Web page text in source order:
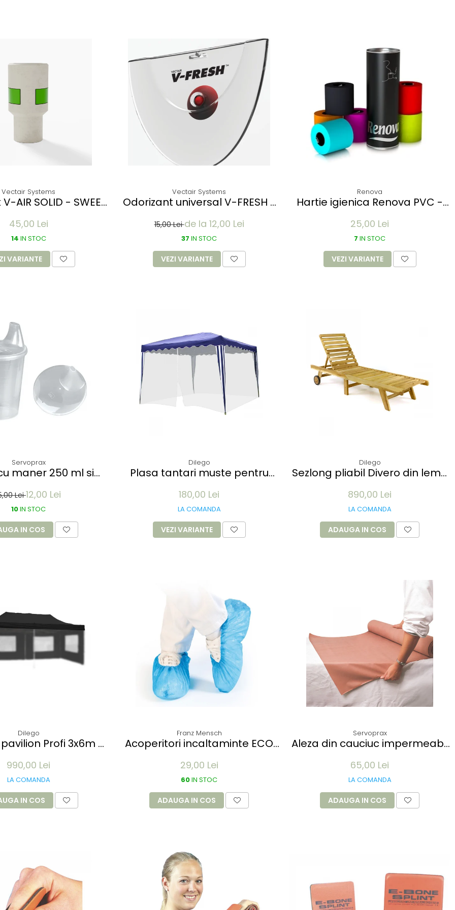
Vectair Systems
AIR SOLID - SWEET
45,00 Lei
14 IN STOC
VARIANTE
Vectair Systems
Odorizant universal V-FRESH -
15,00 Leide la 12,00 Lei
37 IN STOC
VEZI VARIANTE
Renova
Hartie igienica Renova PVC -
25,00 Lei
7 IN STOC
VEZI VARIANTE
Servoprax
maner 250 ml si
plastic transparent
Lei12,00 Lei
10IN STOC
IN COS
Dilego
Plasa tantari muste pentru
culoare alb
180,00 Lei
LA COMANDA
VEZI VARIANTE
Dilego
Sezlong pliabil Divero din lemn
cu roti
890,00 Lei
LA COMANDA
ADAUGA IN COS
Dilego
Profi 3x6m -
990,00 Lei
LA COMANDA
IN COS
Franz Mensch
Acoperitori incaltaminte ECO
my unica folosinta - 100 buc
29,00 Lei
60IN STOC
ADAUGA IN COS
Servoprax
Aleza din cauciuc impermeabil
65,00 Lei
LA COMANDA
ADAUGA IN COS